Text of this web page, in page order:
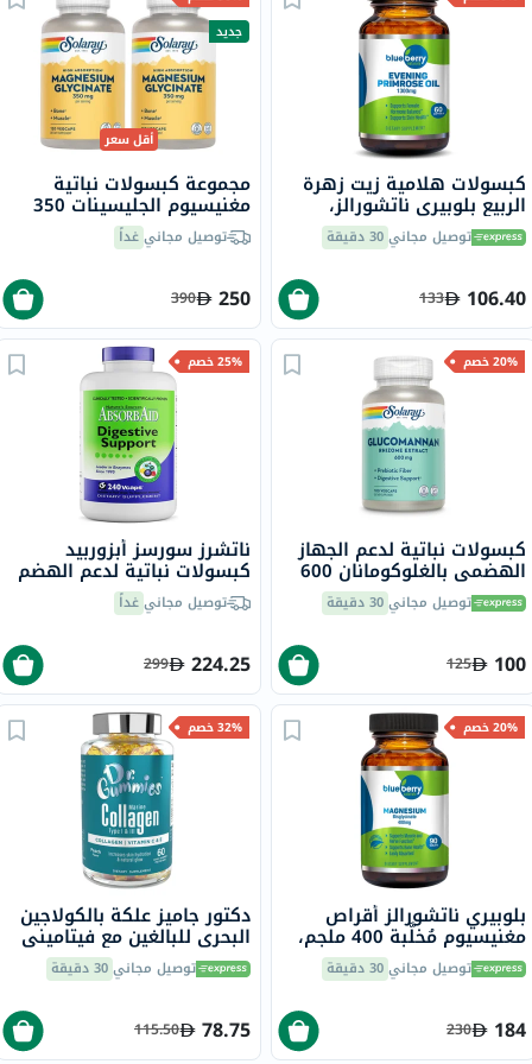
كبسولات هلامية زيت زهرة
الربيع بلوبيري ناتشورالز،
1300 ملجم، 60 كبسولة توصيل مجاني30 دقيقة
106.40
133
جديد
أقل سعر
مجموعة كبسولات نباتية
مغنيسيوم الجليسينات 350
كبسولة
توصيل مجانيغداً
250
390
20% خصم
كبسولات نباتية لدعم الجهاز
الهضمي بالغلوكومانان 600
ملجم سولاراي، 100 كبسولة
توصيل مجاني30 دقيقة
100
125
25% خصم
ناتشرز سورسز أبزوربيد
كبسولات نباتية لدعم الهضم
حزمة من 240 كبسولة
توصيل مجانيغداً
224.25
299
20% خصم
بلوبيري ناتشورالز أقراص
مغنيسيوم مُخلَّبة 400 ملجم،
90 قطعة B0258 توصيل مجاني30 دقيقة
184
230
32% خصم
دكتور جاميز علكة بالكولاجين
البحري للبالغين مع فيتاميني
ج وهـ، حزمة من 60
توصيل مجاني30 دقيقة
78.75
115.50